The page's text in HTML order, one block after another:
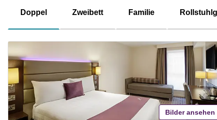
Doppel Zweibett Familie
Bilder ansehen